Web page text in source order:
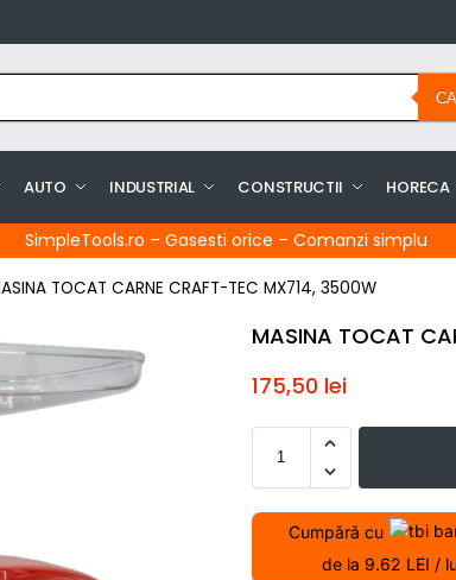
AUTO INDUSTRIAL CONSTRUCTII HORECA
SimpleTools.ro – Gasesti orice – Comanzi simplu
TOCAT CARNE CRAFT-TEC MX714, 3500W
MASINA TOCAT
175,50 lei
Cumpără cu
de la 9.62 LEI /